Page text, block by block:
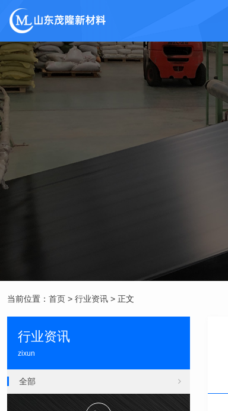
当前位置： 首页 > 行业资讯 > 正文
行业资讯
zixun
全部